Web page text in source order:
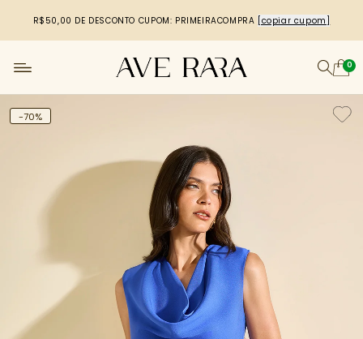
R$50,00 DE DESCONTO CUPOM: PRIMEIRACOMPRA [copiar cupom]
0
-70%